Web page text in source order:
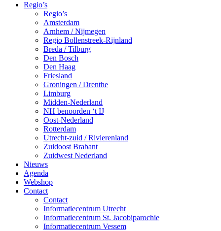
Regio’s
Regio’s
Amsterdam
Arnhem / Nijmegen
Regio Bollenstreek-Rijnland
Breda / Tilburg
Den Bosch
Den Haag
Friesland
Groningen / Drenthe
Limburg
Midden-Nederland
NH benoorden ‘t IJ
Oost-Nederland
Rotterdam
Utrecht-zuid / Rivierenland
Zuidoost Brabant
Zuidwest Nederland
Nieuws
Agenda
Webshop
Contact
Contact
Informatiecentrum Utrecht
Informatiecentrum St. Jacobiparochie
Informatiecentrum Vessem